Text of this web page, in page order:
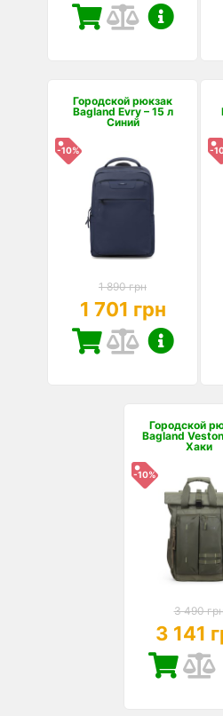
Городской рюкзак
Bagland Evry – 15 л
Синий
-10%
1 890 грн
1 701 грн
-
Городской
Bagland
Хаки
-10%
3 490
3 141